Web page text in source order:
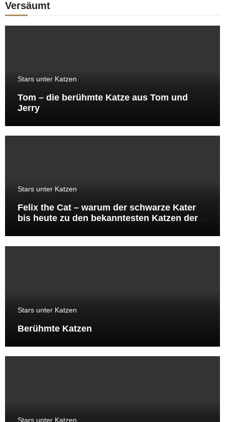
Versäumt
Stars unter Katzen
Tom – die berühmte Katze aus Tom und
Jerry
Stars unter Katzen
Felix the Cat – warum der schwarze Kater
bis heute zu den bekanntesten Katzen der
Stars unter Katzen
Berühmte Katzen
Stars unter Katzen